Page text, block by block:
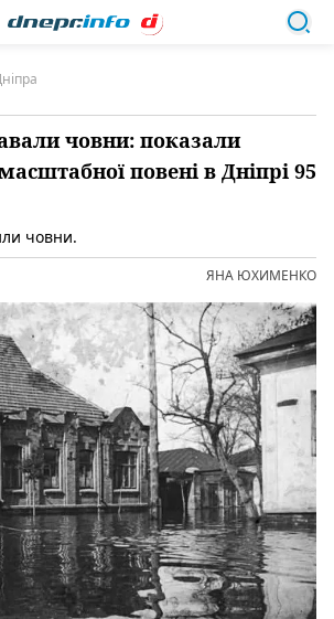
човни: показали
повені в Дніпрі 95
човни.
ЯНА ЮХИМЕНКО